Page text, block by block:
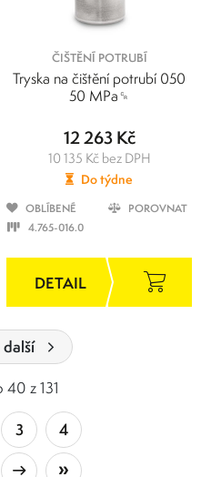
ČIŠTĚNÍ POTRUBÍ
Tryska na čištění potrubí 050
50 MPa␍
12 263 Kč
10 135 Kč bez DPH
Do týdne
OBLÍBENÉ
POROVNAT
4.765-016.0
40 z 131
3 4